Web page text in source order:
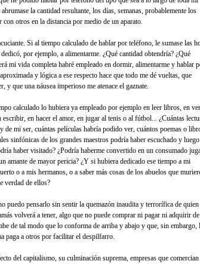
la cantidad resultante, los días, semanas, probablemente los
con otros en la distancia por medio de un aparato.
Si al tiempo calculado de hablar por teléfono, le sumase las
por ejemplo, a alimentarme. ¿Qué cantidad obtendría? ¿Qué
mi vida completa habré empleado en dormir, alimentarme y hablar
y lógica a ese respecto hace que todo me dé vueltas, que
y que una náusea imperioso me atenace el gaznate.
calculado lo hubiera ya empleado por ejemplo en leer libros, en ver
escribir, en hacer el amor, en jugar al tenis o al fútbol... ¿Cuántas
de mi ser, cuántas películas habría podido ver, cuántos poemas o
sinfónicas de los grandes maestros podría haber escuchado y luego
haber visitado? ¿Podría haberme convertido en un consumado
amante de mayor pericia? ¿Y si hubiera dedicado ese tiempo a mi
o a mis hermanos, o a saber más cosas de los abuelos que
verdad de ellos?
puedo pensarlo sin sentir la quemazón inaudita y terrorífica de quien
volverá a tener, algo que no puede comprar ni pagar ni adquirir de
de tal modo que lo conforma de arriba y abajo y que, sin embargo,
paga a otros por facilitar el despilfarro.
del capitalismo, su culminación suprema, empresas que